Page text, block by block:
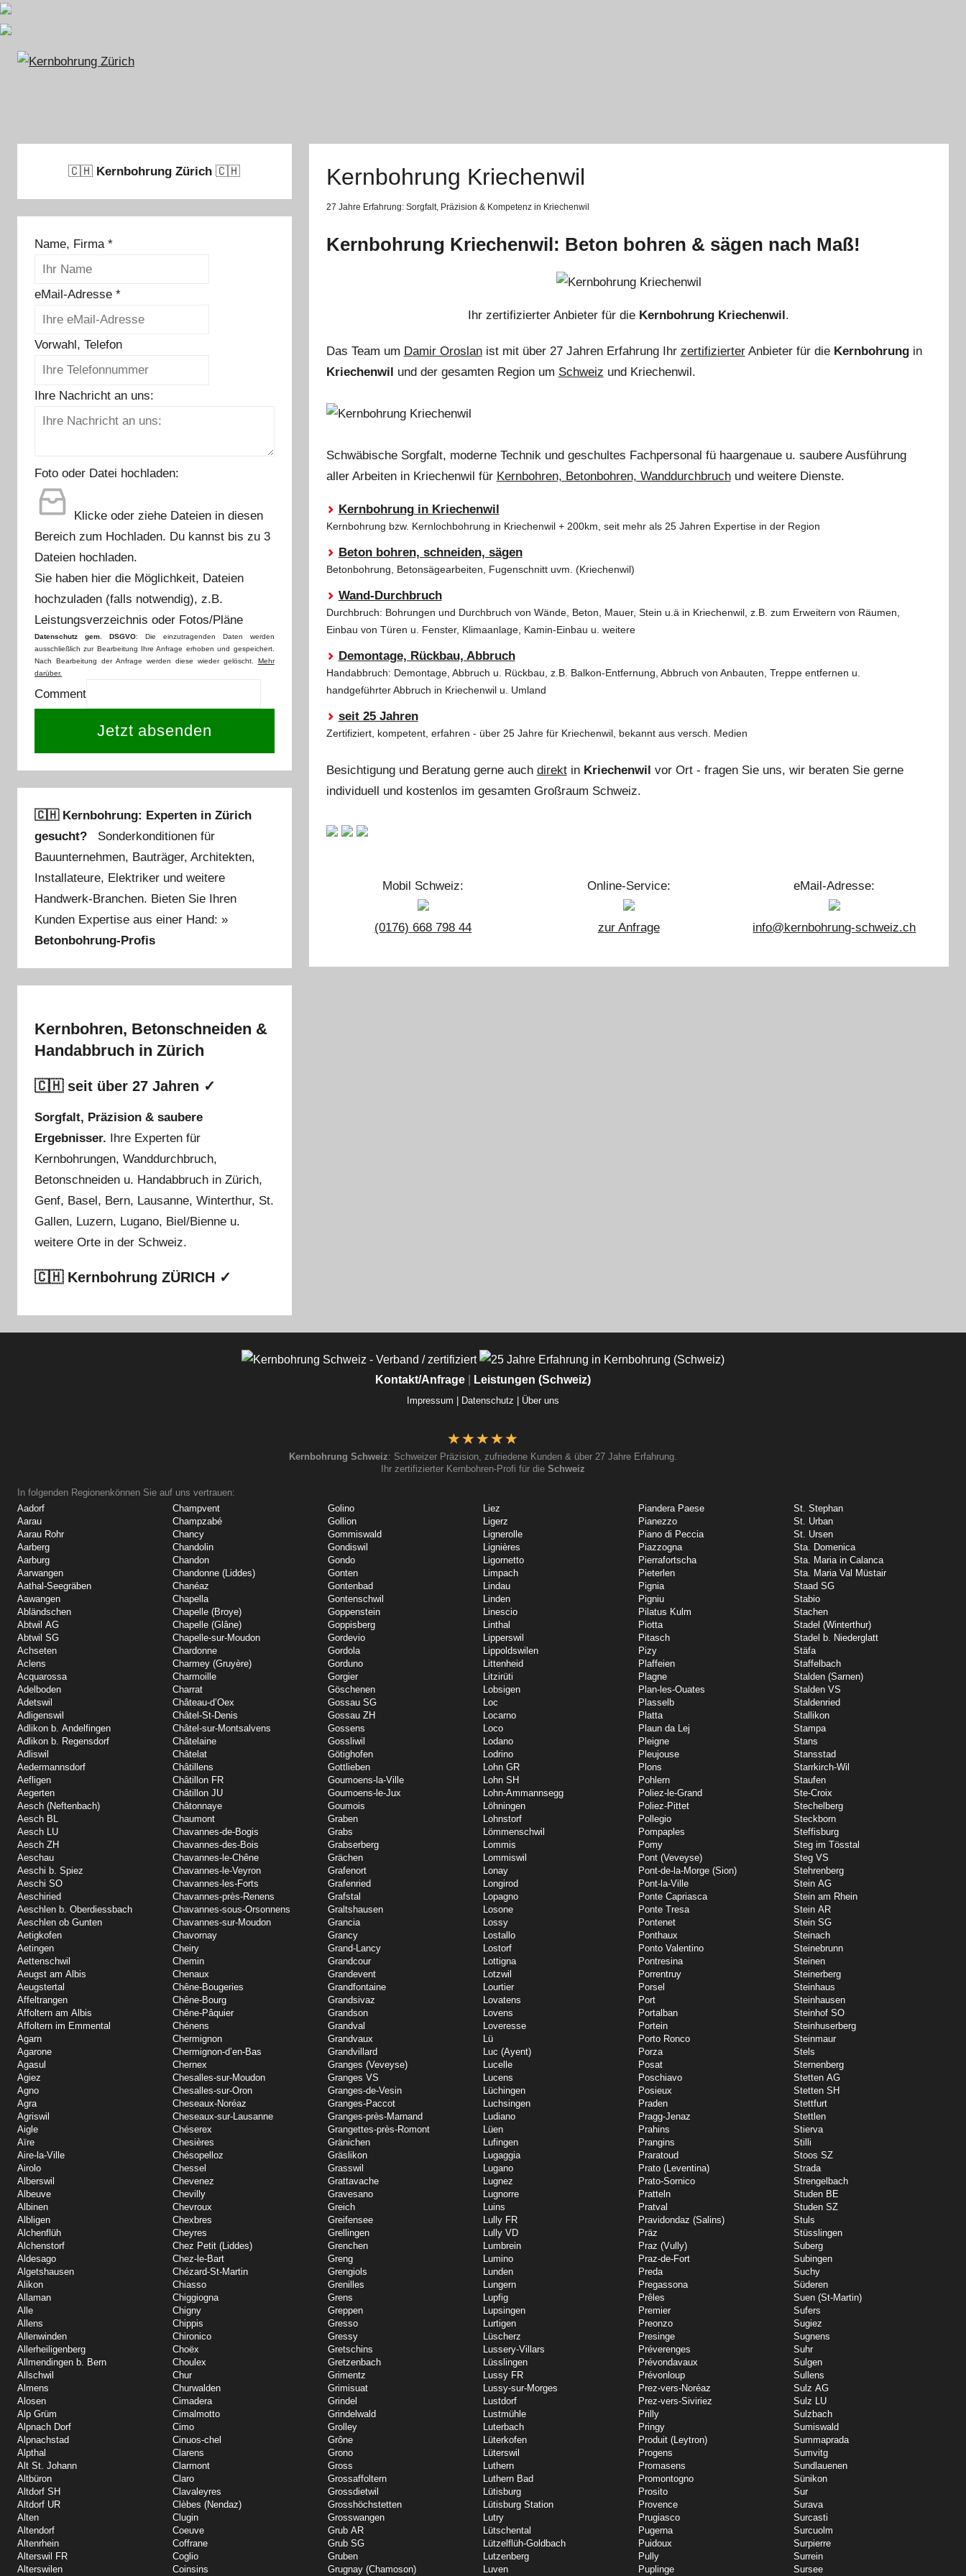
Zum
Kernbohrung Kriechenwil
27 Jahre Erfahrung: Sorgfalt, Präzision & Kompetenz in Kriechenwil
Kernbohrung Kriechenwil: Beton bohren & sägen nach Maß!
Ihr zertifizierter Anbieter für die Kernbohrung Kriechenwil.
Das Team um Damir Oroslanist mit über 27 Jahren Erfahrung Ihr zertifizierterAnbieter für die Kernbohrungin
Kriechenwil und der gesamten Region um Schweiz und Kriechenwil.
Schwäbische Sorgfalt, moderne Technik und geschultes Fachpersonal fü haargenaue u. saubere Ausführung
aller Arbeiten in Kriechenwil für Kernbohren, Betonbohren, Wanddurchbruchund weitere Dienste.
Kernbohrung in Kriechenwil
Kernbohrung bzw. Kernlochbohrung in Kriechenwil + 200km, seit mehr als 25 Jahren Expertise in der Region
Beton bohren, schneiden, sägen
Betonbohrung, Betonsägearbeiten, Fugenschnitt uvm. (Kriechenwil)
Wand-Durchbruch
Durchbruch: Bohrungen und Durchbruch von Wände, Beton, Mauer, Stein u.ä in Kriechenwil, z.B. zum Erweitern von Räumen,
Einbau von Türen u. Fenster, Klimaanlage, Kamin-Einbau u. weitere
Demontage, Rückbau, Abbruch
Handabbruch: Demontage, Abbruch u. Rückbau, z.B. Balkon-Entfernung, Abbruch von Anbauten, Treppe entfernen u.
handgeführter Abbruch in Kriechenwil u. Umland
seit 25 Jahren
Zertifiziert, kompetent, erfahren - über 25 Jahre für Kriechenwil, bekannt aus versch. Medien
Besichtigung und Beratung gerne auch direktin Kriechenwil vor Ort - fragen Sie uns, wir beraten Sie gerne
individuell und kostenlos im gesamten Großraum Schweiz.
Mobil Schweiz:
(0176) 668 798 44
Online-Service:
zur Anfrage
eMail-Adresse:
info@kernbohrung-schweiz.ch
🇨🇭 Kernbohrung Zürich 🇨🇭
Name, Firma *
eMail-Adresse *
Vorwahl, Telefon
Ihre Nachricht an uns:
Foto oder Datei hochladen:
Klicke oder ziehe Dateien in diesen
Bereich zum Hochladen. Du kannst bis zu 3
Dateien hochladen.
Sie haben hier die Möglichkeit, Dateien
hochzuladen (falls notwendig), z.B.
Leistungsverzeichnis oder Fotos/Pläne
Datenschutz gem. DSGVO: Die einzutragenden Daten werden
ausschließlich zur Bearbeitung Ihre Anfrage erhoben und gespeichert.
Nach Bearbeitung der Anfrage werden diese wieder gelöscht. Mehr
darüber.
Comment
Jetzt absenden
🇨🇭 Kernbohrung: Experten in Zürich
gesucht? Sonderkonditionen für
Bauunternehmen, Bauträger, Architekten,
Installateure, Elektriker und weitere
Handwerk-Branchen. Bieten Sie Ihren
Kunden Expertise aus einer Hand: »
Betonbohrung-Profis
Kernbohren, Betonschneiden &
Handabbruch in Zürich
🇨🇭 seit über 27 Jahren ✓
Sorgfalt, Präzision & saubere
Ergebnisser. Ihre Experten für
Kernbohrungen, Wanddurchbruch,
Betonschneiden u. Handabbruch in Zürich,
Genf, Basel, Bern, Lausanne, Winterthur, St.
Gallen, Luzern, Lugano, Biel/Bienne u.
weitere Orte in der Schweiz.
🇨🇭 Kernbohrung ZÜRICH ✓
Kontakt/Anfrage Leistungen (Schweiz)
Impressum | Datenschutz | Über uns
Kernbohrung Schweiz: Schweizer Präzision, zufriedene Kunden & über 27 Jahre Erfahrung.
Ihr zertifizierter Kernbohren-Profi für die Schweiz
In folgenden Regionenkönnen Sie auf uns vertrauen:
Aadorf
Aarau
Aarau Rohr
Aarberg
Aarburg
Aarwangen
Aathal-Seegräben
Aawangen
Abländschen
Abtwil AG
Abtwil SG
Achseten
Aclens
Acquarossa
Adelboden
Adetswil
Adligenswil
Adlikon b. Andelfingen
Adlikon b. Regensdorf
Adliswil
Aedermannsdorf
Aefligen
Aegerten
Aesch (Neftenbach)
Aesch BL
Aesch LU
Aesch ZH
Aeschau
Aeschi b. Spiez
Aeschi SO
Aeschiried
Aeschlen b. Oberdiessbach
Aeschlen ob Gunten
Aetigkofen
Aetingen
Aettenschwil
Aeugst am Albis
Aeugstertal
Affeltrangen
Affoltern am Albis
Affoltern im Emmental
Agarn
Agarone
Agasul
Agiez
Agno
Agra
Agriswil
Aigle
Aïre
Aire-la-Ville
Airolo
Alberswil
Albeuve
Albinen
Albligen
Alchenflüh
Alchenstorf
Aldesago
Algetshausen
Alikon
Allaman
Alle
Allens
Allenwinden
Allerheiligenberg
Allmendingen b. Bern
Allschwil
Almens
Alosen
Alp Grüm
Alpnach Dorf
Alpnachstad
Alpthal
Alt St. Johann
Altbüron
Altdorf SH
Altdorf UR
Alten
Altendorf
Altenrhein
Alterswil FR
Alterswilen
Champvent
Champzabé
Chancy
Chandolin
Chandon
Chandonne (Liddes)
Chanéaz
Chapella
Chapelle (Broye)
Chapelle (Glâne)
Chapelle-sur-Moudon
Chardonne
Charmey (Gruyère)
Charmoille
Charrat
Château-d’Oex
Châtel-St-Denis
Châtel-sur-Montsalvens
Châtelaine
Châtelat
Châtillens
Châtillon FR
Châtillon JU
Châtonnaye
Chaumont
Chavannes-de-Bogis
Chavannes-des-Bois
Chavannes-le-Chêne
Chavannes-le-Veyron
Chavannes-les-Forts
Chavannes-près-Renens
Chavannes-sous-Orsonnens
Chavannes-sur-Moudon
Chavornay
Cheiry
Chemin
Chenaux
Chêne-Bougeries
Chêne-Bourg
Chêne-Pâquier
Chénens
Chermignon
Chermignon-d’en-Bas
Chernex
Chesalles-sur-Moudon
Chesalles-sur-Oron
Cheseaux-Noréaz
Cheseaux-sur-Lausanne
Chéserex
Chesières
Chésopelloz
Chessel
Chevenez
Chevilly
Chevroux
Chexbres
Cheyres
Chez Petit (Liddes)
Chez-le-Bart
Chézard-St-Martin
Chiasso
Chiggiogna
Chigny
Chippis
Chironico
Choëx
Choulex
Chur
Churwalden
Cimadera
Cimalmotto
Cimo
Cinuos-chel
Clarens
Clarmont
Claro
Clavaleyres
Clèbes (Nendaz)
Clugin
Coeuve
Coffrane
Coglio
Coinsins
Golino
Gollion
Gommiswald
Gondiswil
Gondo
Gonten
Gontenbad
Gontenschwil
Goppenstein
Goppisberg
Gordevio
Gordola
Gorduno
Gorgier
Göschenen
Gossau SG
Gossau ZH
Gossens
Gossliwil
Götighofen
Gottlieben
Goumoens-la-Ville
Goumoens-le-Jux
Goumois
Graben
Grabs
Grabserberg
Grächen
Grafenort
Grafenried
Grafstal
Graltshausen
Grancia
Grancy
Grand-Lancy
Grandcour
Grandevent
Grandfontaine
Grandsivaz
Grandson
Grandval
Grandvaux
Grandvillard
Granges (Veveyse)
Granges VS
Granges-de-Vesin
Granges-Paccot
Granges-près-Marnand
Grangettes-près-Romont
Gränichen
Gräslikon
Grasswil
Grattavache
Gravesano
Greich
Greifensee
Grellingen
Grenchen
Greng
Grengiols
Grenilles
Grens
Greppen
Gresso
Gressy
Gretschins
Gretzenbach
Grimentz
Grimisuat
Grindel
Grindelwald
Grolley
Grône
Grono
Gross
Grossaffoltern
Grossdietwil
Grosshöchstetten
Grosswangen
Grub AR
Grub SG
Gruben
Grugnay (Chamoson)
Liez
Ligerz
Lignerolle
Lignières
Ligornetto
Limpach
Lindau
Linden
Linescio
Linthal
Lipperswil
Lippoldswilen
Littenheid
Litzirüti
Lobsigen
Loc
Locarno
Loco
Lodano
Lodrino
Lohn GR
Lohn SH
Lohn-Ammannsegg
Löhningen
Lohnstorf
Lömmenschwil
Lommis
Lommiswil
Lonay
Longirod
Lopagno
Losone
Lossy
Lostallo
Lostorf
Lottigna
Lotzwil
Lourtier
Lovatens
Lovens
Loveresse
Lü
Luc (Ayent)
Lucelle
Lucens
Lüchingen
Luchsingen
Ludiano
Lüen
Lufingen
Lugaggia
Lugano
Lugnez
Lugnorre
Luins
Lully FR
Lully VD
Lumbrein
Lumino
Lunden
Lungern
Lupfig
Lupsingen
Lurtigen
Lüscherz
Lussery-Villars
Lüsslingen
Lussy FR
Lussy-sur-Morges
Lustdorf
Lustmühle
Luterbach
Lüterkofen
Lüterswil
Luthern
Luthern Bad
Lütisburg
Lütisburg Station
Lutry
Lütschental
Lützelflüh-Goldbach
Lutzenberg
Luven
Piandera Paese
Pianezzo
Piano di Peccia
Piazzogna
Pierrafortscha
Pieterlen
Pignia
Pigniu
Pilatus Kulm
Piotta
Pitasch
Pizy
Plaffeien
Plagne
Plan-les-Ouates
Plasselb
Platta
Plaun da Lej
Pleigne
Pleujouse
Plons
Pohlern
Poliez-le-Grand
Poliez-Pittet
Pollegio
Pompaples
Pomy
Pont (Veveyse)
Pont-de-la-Morge (Sion)
Pont-la-Ville
Ponte Capriasca
Ponte Tresa
Pontenet
Ponthaux
Ponto Valentino
Pontresina
Porrentruy
Porsel
Port
Portalban
Portein
Porto Ronco
Porza
Posat
Poschiavo
Posieux
Praden
Pragg-Jenaz
Prahins
Prangins
Praratoud
Prato (Leventina)
Prato-Sornico
Pratteln
Pratval
Pravidondaz (Salins)
Präz
Praz (Vully)
Praz-de-Fort
Preda
Pregassona
Prêles
Premier
Preonzo
Presinge
Préverenges
Prévondavaux
Prévonloup
Prez-vers-Noréaz
Prez-vers-Siviriez
Prilly
Pringy
Produit (Leytron)
Progens
Promasens
Promontogno
Prosito
Provence
Prugiasco
Pugerna
Puidoux
Pully
Puplinge
St. Stephan
St. Urban
St. Ursen
Sta. Domenica
Sta. Maria in Calanca
Sta. Maria Val Müstair
Staad SG
Stabio
Stachen
Stadel (Winterthur)
Stadel b. Niederglatt
Stäfa
Staffelbach
Stalden (Sarnen)
Stalden VS
Staldenried
Stallikon
Stampa
Stans
Stansstad
Starrkirch-Wil
Staufen
Ste-Croix
Stechelberg
Steckborn
Steffisburg
Steg im Tösstal
Steg VS
Stehrenberg
Stein AG
Stein am Rhein
Stein AR
Stein SG
Steinach
Steinebrunn
Steinen
Steinerberg
Steinhaus
Steinhausen
Steinhof SO
Steinhuserberg
Steinmaur
Stels
Sternenberg
Stetten AG
Stetten SH
Stettfurt
Stettlen
Stierva
Stilli
Stoos SZ
Strada
Strengelbach
Studen BE
Studen SZ
Stuls
Stüsslingen
Suberg
Subingen
Suchy
Süderen
Suen (St-Martin)
Sufers
Sugiez
Sugnens
Suhr
Sulgen
Sullens
Sulz AG
Sulz LU
Sulzbach
Sumiswald
Summaprada
Sumvitg
Sundlauenen
Sünikon
Sur
Surava
Surcasti
Surcuolm
Surpierre
Surrein
Sursee